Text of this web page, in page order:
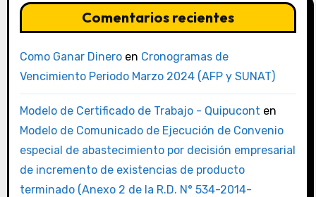
Comentarios recientes
Como Ganar Dineroen Cronogramas de
Vencimiento Periodo Marzo 2024 (AFP y SUNAT)
Modelo de Certificado de Trabajo - Quipucont en
Modelo de Comunicado de Ejecución de Convenio
especial de abastecimiento por decisión empresarial
de incremento de existencias de producto
terminado (Anexo 2 de la R.D. N° 534-2014-